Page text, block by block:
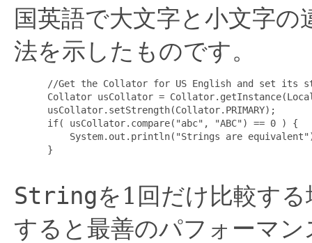
国英語で大文字と小文字
法を示したものです。
//Get the Collator for US English and set its
Collator usCollator =
usCollator.setStrength(Collator.PRIMARY);
if( usCollator.compare("abc", "ABC") == 0 ) {
System.out.println("Strings are
}
Stringを1回だけ比較する
すると最善のパフォーマ